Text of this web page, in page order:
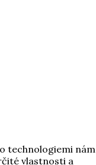
technologiemi nám
vlastnosti a